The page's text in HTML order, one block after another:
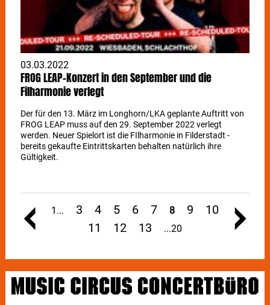
03.03.2022
FROG LEAP-Konzert in den September und die
Filharmonie verlegt
Der für den 13. März im Longhorn/LKA geplante Auftritt von
FROG LEAP muss auf den 29. September 2022 verlegt
werden. Neuer Spielort ist die FIlharmonie in Filderstadt -
bereits gekaufte Eintrittskarten behalten natürlich ihre
Gültigkeit.
1 3 4 5 6 7 8 9
10
11
12 13 20